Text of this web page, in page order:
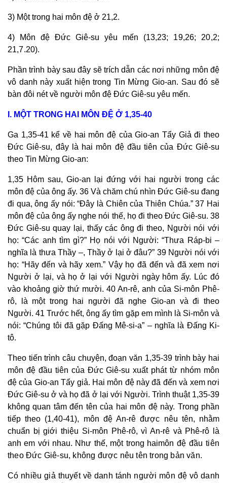
3) Một trong hai môn đệ ở 21,2.
4) Môn đệ Đức Giê-su yêu mến (13,23; 19,26; 20,2;
21,7.20).
Phần trình bày sau đây sẽ trích dẫn các nơi những môn đệ
vô danh này xuất hiện trong Tin Mừng Gio-an. Sau đó sẽ
bàn đôi nét về người môn đệ Đức Giê-su yêu mến.
I. MỘT TRONG HAI MÔN ĐỆ Ở 1,35-40
Ga 1,35-41 kể về hai môn đệ của Gio-an Tẩy Giả đi theo
Đức Giê-su, đây là hai môn đệ đầu tiên của Đức Giê-su
theo Tin Mừng Gio-an:
1,35 Hôm sau, Gio-an lại đứng với hai người trong các
môn đệ của ông ấy. 36 Và chăm chú nhìn Đức Giê-su đang
đi qua, ông ấy nói: “Đây là Chiên của Thiên Chúa.” 37 Hai
môn đệ của ông ấy nghe nói thế, họ đi theo Đức Giê-su. 38
Đức Giê-su quay lại, thấy các ông đi theo, Người nói với
họ: “Các anh tìm gì?” Họ nói với Người: “Thưa Ráp-bi –
nghĩa là thưa Thầy –, Thầy ở lại ở đâu?” 39 Người nói với
họ: “Hãy đến và hãy xem.” Vậy họ đã đến và đã xem nơi
Người ở lại, và họ ở lại với Người ngày hôm ấy. Lúc đó
vào khoảng giờ thứ mười. 40 An-rê, anh của Si-môn Phê-
rô, là một trong hai người đã nghe Gio-an và đi theo
Người. 41 Trước hết, ông ấy tìm gặp em mình là Si-môn và
nói: “Chúng tôi đã gặp Đấng Mê-si-a” – nghĩa là Đấng Ki-
tô.
Theo tiến trình câu chuyện, đoạn văn 1,35-39 trình bày hai
môn đệ đầu tiên của Đức Giê-su xuất phát từ nhóm môn
đệ của Gio-an Tẩy giả. Hai môn đệ này đã đến và xem nơi
Đức Giê-su ở và họ đã ở lại với Người. Trình thuật 1,35-39
không quan tâm đến tên của hai môn đệ này. Trong phần
tiếp theo (1,40-41), môn đệ An-rê được nêu tên, nhằm
chuẩn bị giới thiệu Si-môn Phê-rô, vì An-rê và Phê-rô là
anh em với nhau. Như thế, một trong haimôn đệ đầu tiên
theo Đức Giê-su, không được nêu tên trong bản văn.
Có nhiều giả thuyết về danh tánh người môn đệ vô danh